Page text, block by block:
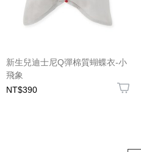
新生兒迪士尼Q彈棉質蝴蝶衣-小
飛象
NT$390